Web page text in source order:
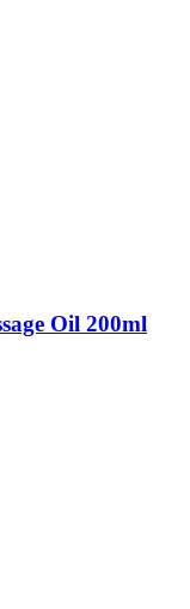
Oil 200ml